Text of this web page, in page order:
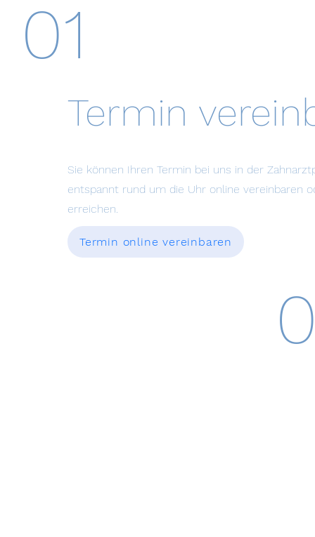
01
Termin
Sie können Ihren Termin bei uns in der
entspannt rund um die Uhr online vereinbaren
erreichen.
Termin online vereinbaren